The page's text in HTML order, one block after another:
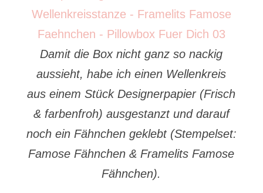
Damit die Box nicht ganz so nackig
aussieht, habe ich einen Wellenkreis
aus einem Stück Designerpapier (Frisch
& farbenfroh) ausgestanzt und darauf
noch ein Fähnchen geklebt (Stempelset:
Famose Fähnchen & Framelits Famose
Fähnchen).